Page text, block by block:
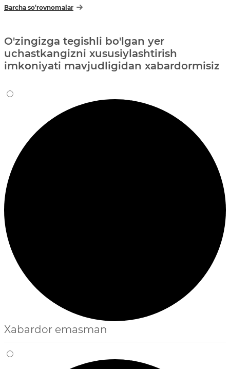
Barcha so‘rovnomalar
O'zingizga tegishli bo'lgan yer
uchastkangizni xususiylashtirish
imkoniyati mavjudligidan xabardormisiz
Xabardor emasman